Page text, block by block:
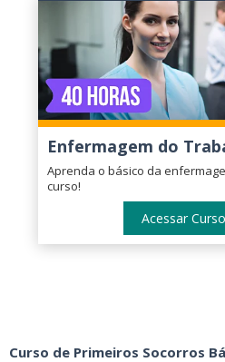
Enfermagem do
Aprenda o básico da
curso!
Acessar
Curso de Primeiros Socorros